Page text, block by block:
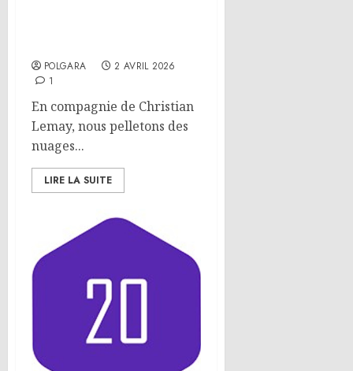
POLGARA
2 AVRIL 2026
1
En compagnie de Christian
Lemay, nous pelletons des
nuages...
LIRE LA SUITE